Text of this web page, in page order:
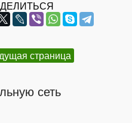
страница
сеть